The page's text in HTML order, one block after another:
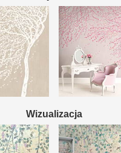
Wizualizacja